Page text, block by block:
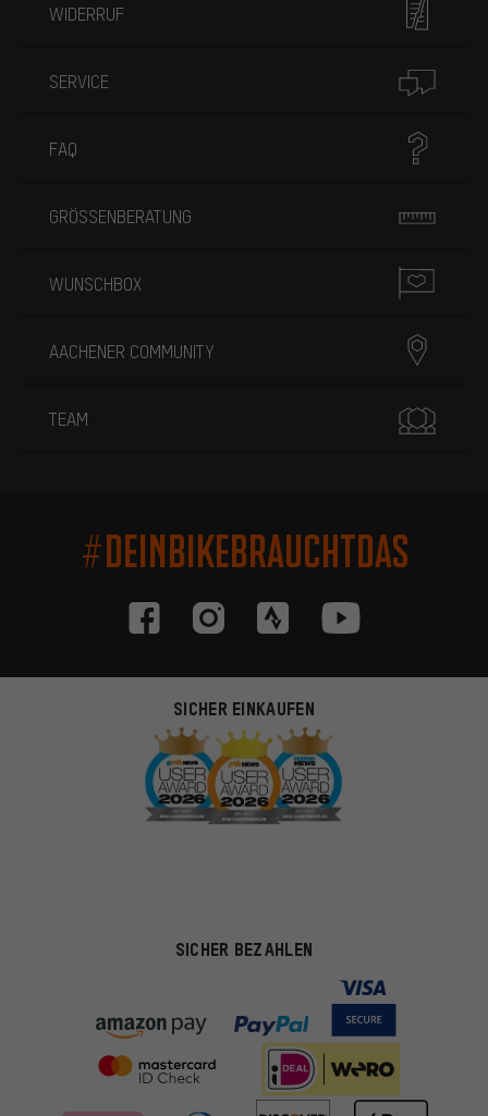
WIDERRUF
SERVICE
FAQ
GRÖSSENBERATUNG
WUNSCHBOX
AACHENER COMMUNITY
TEAM
#DEINBIKEBRAUCHTDAS
SICHER EINKAUFEN
SICHER BEZAHLEN